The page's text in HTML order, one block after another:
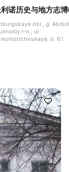
诺历史与地方志
obl., g.
r-n., ul.
d. 61